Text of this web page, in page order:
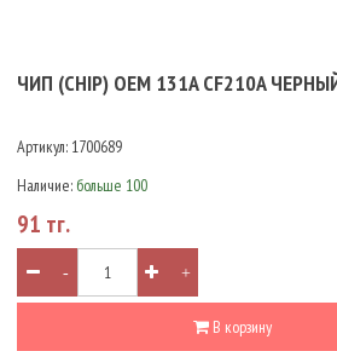
ЧИП (CHIP) OEM 131A CF210A
Артикул: 1700689
Наличие: больше 100
91 тг.
- +
В корзину